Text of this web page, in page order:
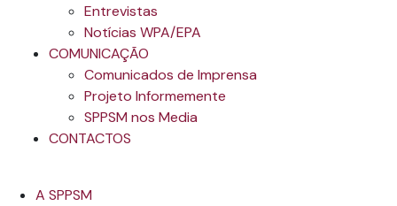
Entrevistas
Notícias WPA/EPA
COMUNICAÇÃO
Comunicados de Imprensa
Projeto Informemente
SPPSM nos Media
CONTACTOS
A SPPSM